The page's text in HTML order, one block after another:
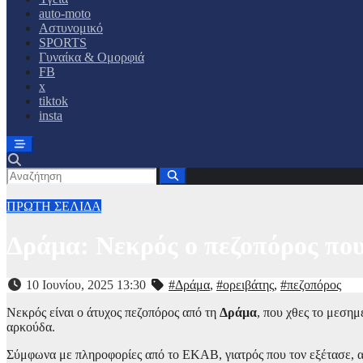
auto-moto
Αστυνομικό
SPORTS
Γυναίκα & Ομορφιά
FB
x
tiktok
insta
ΠΡΩΤΗ ΣΕΛΙΔΑ
10 Ιουνίου, 2025 13:30 #Δράμα, #ορειβάτης, #πεζοπόρος
Νεκρός είναι ο άτυχος πεζοπόρος από τη Δράμα, που χθες το
αρκούδα.
Σύμφωνα με πληροφορίες από το ΕΚΑΒ, γιατρός που τον εξέτασε,